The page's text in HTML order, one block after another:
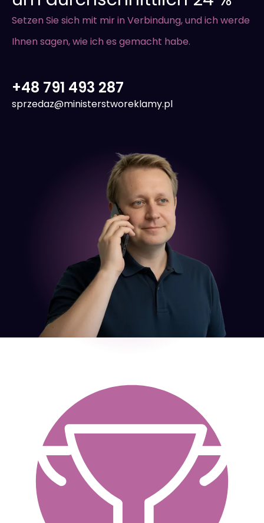
Setzen Sie sich mit mir in Verbindung, und ich werde
Ihnen sagen, wie ich es gemacht habe.
+48 791 493 287
sprzedaz@ministerstworeklamy.pl